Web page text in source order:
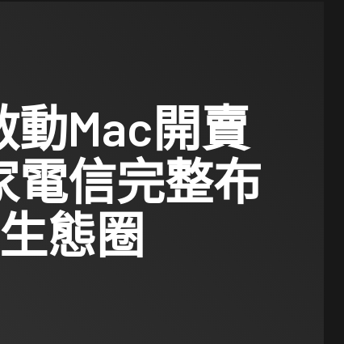
動Mac開賣
電信完整布
態圈